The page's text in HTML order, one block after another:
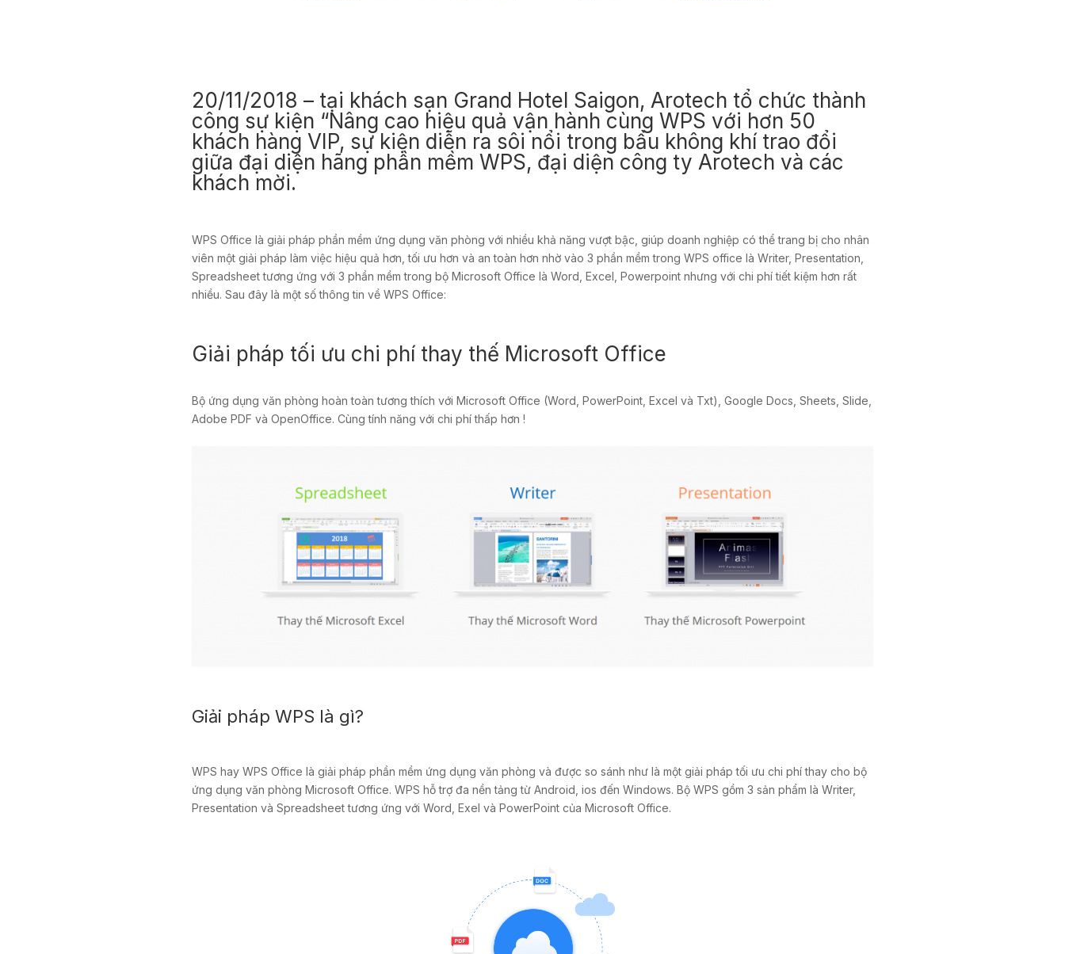
20/11/2018 – tại khách sạn Grand Hotel Saigon, Arotech tổ chức thành
công sự kiện “Nâng cao hiệu quả vận hành cùng WPS với hơn 50
khách hàng VIP, sự kiện diễn ra sôi nổi trong bầu không khí trao đổi
giữa đại diện hãng phần mềm WPS, đại diện công ty Arotech và các
khách mời.
WPS Office là giải pháp phần mềm ứng dụng văn phòng với nhiều khả năng vượt bậc, giúp doanh nghiệp có thể trang bị cho nhân
viên một giải pháp làm việc hiệu quả hơn, tối ưu hơn và an toàn hơn nhờ vào 3 phần mềm trong WPS office là Writer, Presentation,
Spreadsheet tương ứng với 3 phần mềm trong bộ Microsoft Office là Word, Excel, Powerpoint nhưng với chi phí tiết kiệm hơn rất
nhiều. Sau đây là một số thông tin về WPS Office:
Giải pháp tối ưu chi phí thay thế Microsoft Office
Bộ ứng dụng văn phòng hoàn toàn tương thích với Microsoft Office (Word, PowerPoint, Excel và Txt), Google Docs, Sheets, Slide,
Adobe PDF và OpenOffice. Cùng tính năng với chi phí thấp hơn !
Giải pháp WPS là gì?
WPS hay WPS Office là giải pháp phần mềm ứng dụng văn phòng và được so sánh như là một giải pháp tối ưu chi phí thay cho bộ
ứng dụng văn phòng Microsoft Office. WPS hỗ trợ đa nền tảng từ Android, ios đến Windows. Bộ WPS gồm 3 sản phẩm là Writer,
Presentation và Spreadsheet tương ứng với Word, Exel và PowerPoint của Microsoft Office.